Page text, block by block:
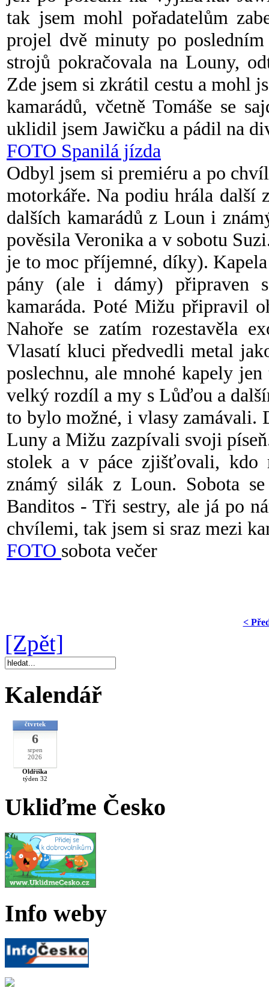
tak jsem mohl pořadatelům
projel dvě minuty po
strojů pokračovala na Louny,
Zde jsem si zkrátil cestu a mohl
kamarádů, včetně Tomáše se
uklidil jsem Jawičku a pádil na
FOTO Spanilá jízda
Odbyl jsem si premiéru a po
motorkáře. Na podiu hrála další
dalších kamarádů z Loun i
pověsila Veronika a v sobotu
je to moc příjemné, díky).
pány (ale i dámy) připraven
kamaráda. Poté Mižu připravil
Nahoře se zatím rozestavěla
Vlasatí kluci předvedli metal
poslechnu, ale mnohé kapely
velký rozdíl a my s Lůďou a
to bylo možné, i vlasy zamávali.
Luny a Mižu zazpívali svoji
stolek a v páce zjišťovali, kdo
známý silák z Loun. Sobota
Banditos - Tři sestry, ale já po
chvílemi, tak jsem si sraz mezi
FOTO sobota večer
<
[Zpět]
Kalendář
čtvrtek
6
srpen
2026
Oldřiška
týden 32
Ukliďme Česko
Info weby